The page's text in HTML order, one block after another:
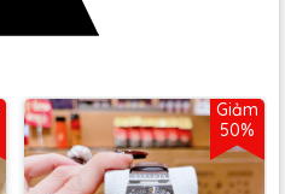
Giảm
50%